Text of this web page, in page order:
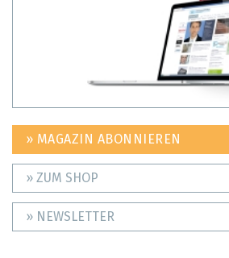
» MAGAZIN ABONNIEREN
» ZUM SHOP
» NEWSLETTER